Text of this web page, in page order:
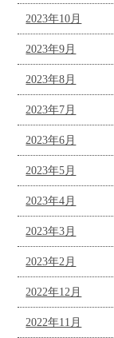
2023年10月
2023年9月
2023年8月
2023年7月
2023年6月
2023年5月
2023年4月
2023年3月
2023年2月
2022年12月
2022年11月